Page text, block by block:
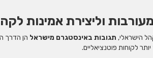
וליצירת אמינות
הישראלי, תגובות באינסטגרם מישראל הן הדרך
לקוחות פוטנציאליים.